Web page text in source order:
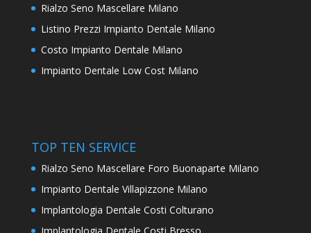
Rialzo Seno Mascellare Milano
Listino Prezzi Impianto Dentale Milano
Costo Impianto Dentale Milano
Impianto Dentale Low Cost Milano
TOP TEN SERVICE
Rialzo Seno Mascellare Foro Buonaparte Milano
Impianto Dentale Villapizzone Milano
Implantologia Dentale Costi Colturano